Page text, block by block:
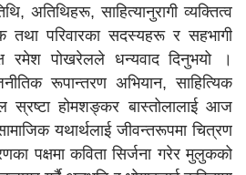
अतिथिहरू, साहित्यानुरागी व्यक्तित्व
तथा परिवारका सदस्यहरू र सहभागी
रमेश पोखरेलले धन्यवाद दिनुभयो ।
रूपान्तरण अभियान, साहित्यिक
स्रष्टा होमशङ्कर बास्तोलालाई आज
यथार्थलाई जीवन्तरूपमा चित्रण
पक्षमा कविता सिर्जना गरेर मुलुकको